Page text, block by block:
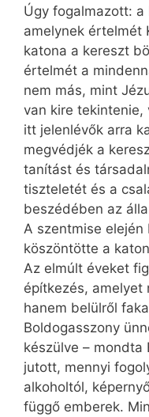
Úgy fogalmazott:
amelynek értelmét
katona a kereszt
értelmét a
nem más, mint
van kire tekintenie,
itt jelenlévők arra
megvédjék a
tanítást és
tiszteletét és a
beszédében az
A szentmise elején
köszöntötte a
Az elmúlt éveket
építkezés, amelyet
hanem belülről
Boldogasszony
készülve – mondta
jutott, mennyi
alkoholtól,
függő emberek.